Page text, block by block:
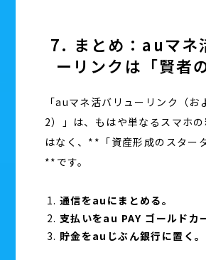
7. まとめ：auマネ
ーリンクは「賢者
「auマネ活バリューリンク（お
2）」は、もはや単なるスマホ
はなく、**「資産形成のスター
**です。
通信をauにまとめる。
支払いをau PAY ゴールドカ
貯金をauじぶん銀行に置く。